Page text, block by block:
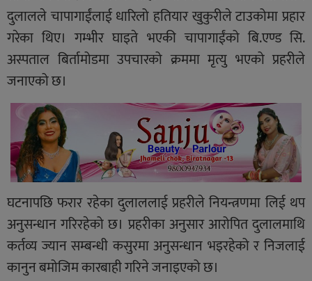
दुलालले चापागाईंलाई धारिलो हतियार खुकुरीले टाउकोमा प्रहार
गरेका थिए। गम्भीर घाइते भएकी चापागाईंको बि.एण्ड सि.
अस्पताल बिर्तामोडमा उपचारको क्रममा मृत्यु भएको प्रहरीले
जनाएको छ।
घटनापछि फरार रहेका दुलाललाई प्रहरीले नियन्त्रणमा लिई थप
अनुसन्धान गरिरहेको छ। प्रहरीका अनुसार आरोपित दुलालमाथि
कर्तव्य ज्यान सम्बन्धी कसुरमा अनुसन्धान भइरहेको र निजलाई
कानुन बमोजिम कारबाही गरिने जनाइएको छ।